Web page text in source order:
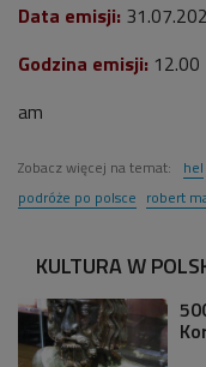
Data emisji:
Godzina emisji: 12.00
am
Zobacz więcej na temat: hel
podróże po polsce robert
KULTURA W